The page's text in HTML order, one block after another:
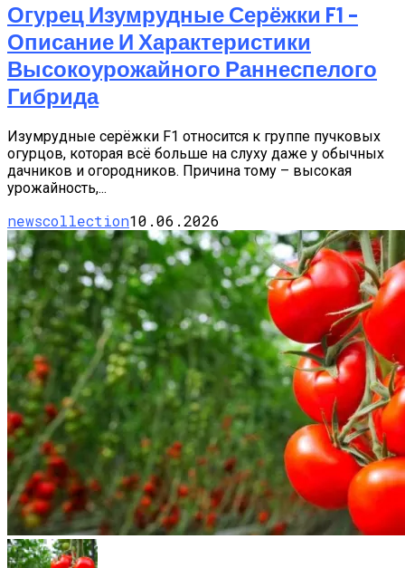
Огурец Изумрудные Серёжки F1 –
Описание И Характеристики
Высокоурожайного Раннеспелого
Гибрида
Изумрудные серёжки F1 относится к группе пучковых
огурцов, которая всё больше на слуху даже у обычных
дачников и огородников. Причина тому – высокая
урожайность,...
newscollection10.06.2026